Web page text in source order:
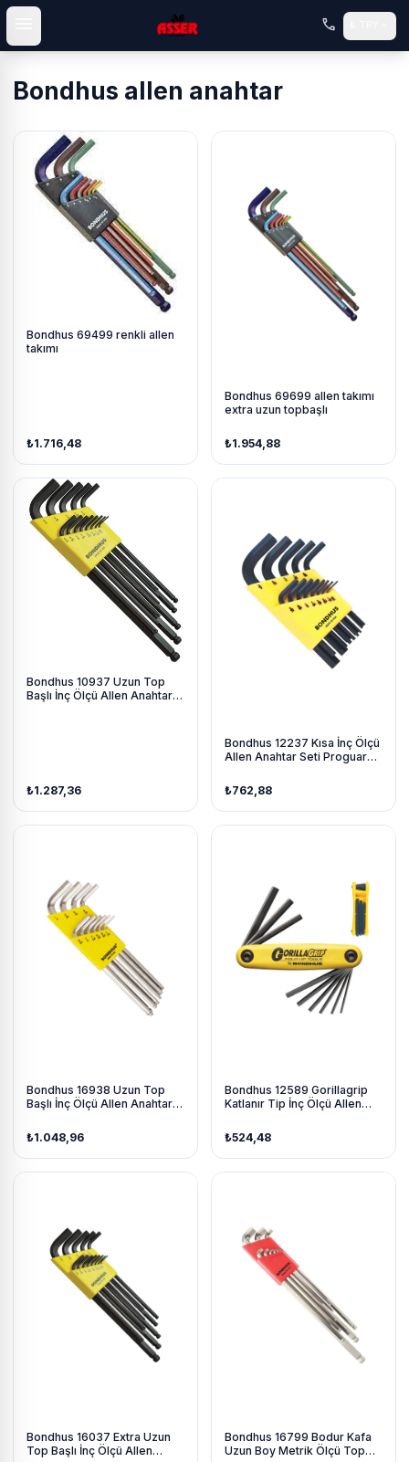
call
Bondhus allen anahtar
Bondhus 69499 renkli allen
takımı
₺1.716,48
Bondhus 69699 allen takımı
extra uzun topbaşlı
₺1.954,88
Bondhus 10937 Uzun Top
Başlı İnç Ölçü Allen Anahtar
₺1.287,36
Bondhus 12237 Kısa İnç Ölçü
Allen Anahtar Seti Proguard
₺762,88
Bondhus 16938 Uzun Top
Başlı İnç Ölçü Allen Anahtar
₺1.048,96
Bondhus 12589 Gorillagrip
Katlanır Tip İnç Ölçü Allen
9 Parça
₺524,48
Bondhus 16037 Extra Uzun
Top Başlı İnç Ölçü Allen
Bondhus 16799 Bodur Kafa
Uzun Boy Metrik Ölçü Top